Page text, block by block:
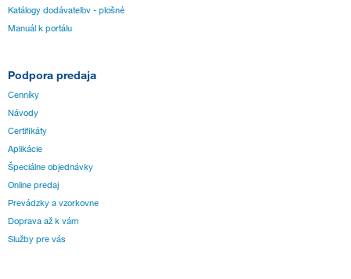
Katálogy dodávateľov - plošné
Manuál k portálu
Podpora predaja
Cenníky
Návody
Certifikáty
Aplikácie
Špeciálne objednávky
Online predaj
Prevádzky a vzorkovne
Doprava až k vám
Služby pre vás